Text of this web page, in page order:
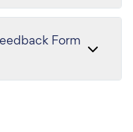
Form